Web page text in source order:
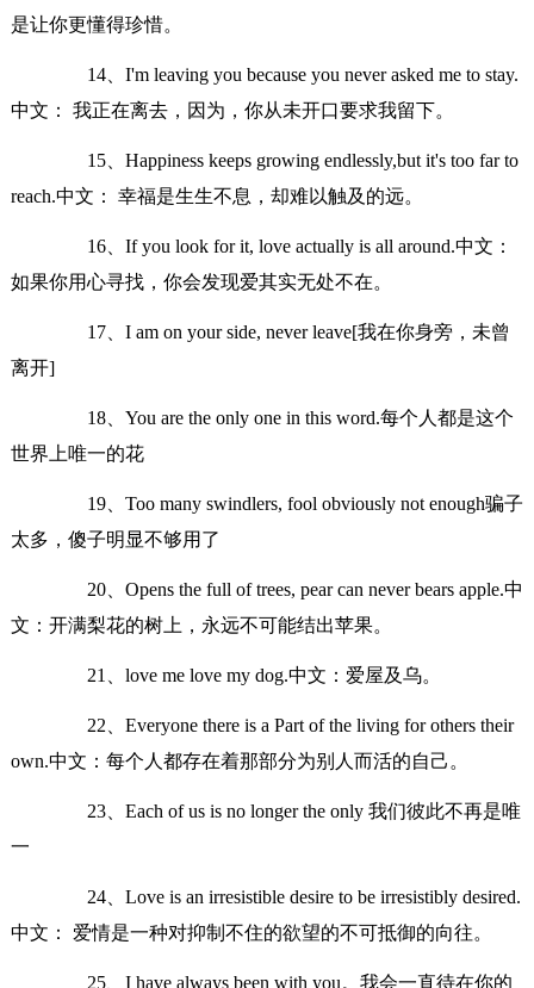
是让你更懂得珍惜。
14、I'm leaving you because you never asked me to stay.
中文： 我正在离去，因为，你从未开口要求我留下。
15、Happiness keeps growing endlessly,but it's too far to
reach.中文： 幸福是生生不息，却难以触及的远。
16、If you look for it, love actually is all around.中文：
如果你用心寻找，你会发现爱其实无处不在。
17、I am on your side, never leave[我在你身旁，未曾
离开]
18、You are the only one in this word.每个人都是这个
世界上唯一的花
19、Too many swindlers, fool obviously not enough骗子
太多，傻子明显不够用了
20、Opens the full of trees, pear can never bears apple.中
文：开满梨花的树上，永远不可能结出苹果。
21、love me love my dog.中文：爱屋及乌。
22、Everyone there is a Part of the living for others their
own.中文：每个人都存在着那部分为别人而活的自己。
23、Each of us is no longer the only 我们彼此不再是唯
一
24、Love is an irresistible desire to be irresistibly desired.
中文： 爱情是一种对抑制不住的欲望的不可抵御的向往。
25、I have always been with you。我会一直待在你的